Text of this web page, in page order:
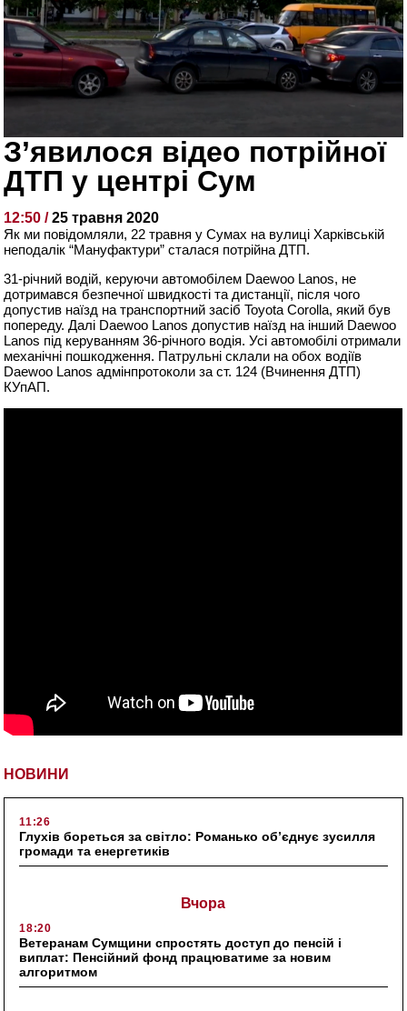
НОВИНИ
11:26
Глухів бореться за світло: Романько об’єднує зусилля
громади та енергетиків
Вчора
18:20
Ветеранам Сумщини спростять доступ до пенсій і
виплат: Пенсійний фонд працюватиме за новим
алгоритмом
З’явилося відео потрійної
ДТП у центрі Сум
12:50 /25 травня 2020
Як ми повідомляли, 22 травня у Сумах на вулиці Харківській
неподалік “Мануфактури” сталася потрійна ДТП.
31-річний водій, керуючи автомобілем Daewoo Lanos, не
дотримався безпечної швидкості та дистанції, після чого
допустив наїзд на транспортний засіб Toyota Corolla, який був
попереду. Далі Daewoo Lanos допустив наїзд на інший Daewoo
Lanos під керуванням 36-річного водія. Усі автомобілі отримали
механічні пошкодження. Патрульні склали на обох водіїв
Daewoo Lanos адмінпротоколи за ст. 124 (Вчинення ДТП)
КУпАП.